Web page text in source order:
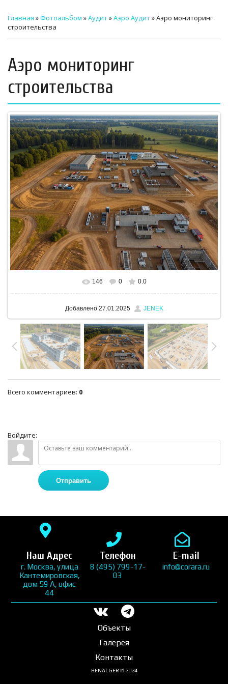
ЭКСПЛУАТАЦИЯ
О НАС
ПРЕССА
РЕЕСТРЫ
Главная »Фотоальбом »Аудит»Аэро Аудит» Аэро мониторинг
строительства
Аэро мониторинг
строительства
В реальном размере 1280x960
146 0 0.0
Добавлено27.01.2025 JENEK
Всего комментариев: 0
Войдите:
Отправить
Наш Адрес
г. Москва, улица
Кантемировская,
дом 59 А, офис
44
Телефон
8 (495) 799-17-
03
E-mail
info@corara.ru
Объекты
Галерея
Контакты
BENALGER © 2024